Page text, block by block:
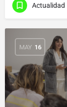
Actualidad
MAY 16